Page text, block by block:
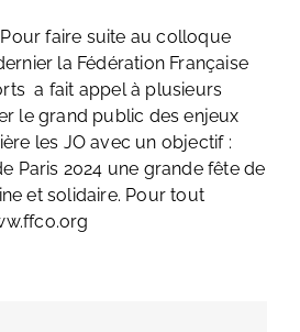
faire suite au colloque
la Fédération Française
a fait appel à plusieurs
le grand public des enjeux
les JO avec un objectif :
Paris 2024 une grande fête de
et solidaire. Pour tout